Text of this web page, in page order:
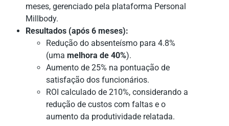
meses, gerenciado pela plataforma Personal
Millbody.
Resultados (após 6 meses):
Redução do absenteísmo para 4.8%
(uma melhora de 40%).
Aumento de 25% na pontuação de
satisfação dos funcionários.
ROI calculado de 210%, considerando a
redução de custos com faltas e o
aumento da produtividade relatada.